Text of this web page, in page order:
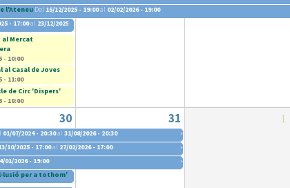
l'Ateneu Del 15/12/2025 - 19:00al 02/02/2026 - 19:00
- 17:00al 23/12/2025 - 20:00
al Mercat
- 10:00
al Casal de Joves
- 11:00
de Circ 'Dispers'
- 18:00
30 31 1
01/07/2024 - 20:30al 31/08/2026 - 20:30
»
10/2025 - 17:00al 27/02/2026 - 17:00
»
01/2026 - 19:00
»
per a tothom' Del